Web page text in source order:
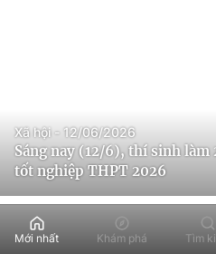
Sáng nay (12/6), thí sinh
tốt nghiệp THPT 2026
Xã hội - 12/06/2026
Mới nhất Khám phá Tìm